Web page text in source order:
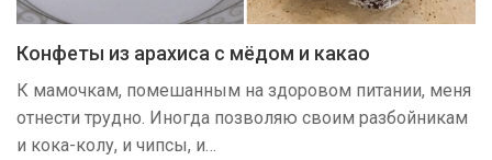
Конфеты из арахиса с мёдом и какао
К мамочкам, помешанным на здоровом питании, меня
отнести трудно. Иногда позволяю своим разбойникам
и кока-колу, и чипсы, и…